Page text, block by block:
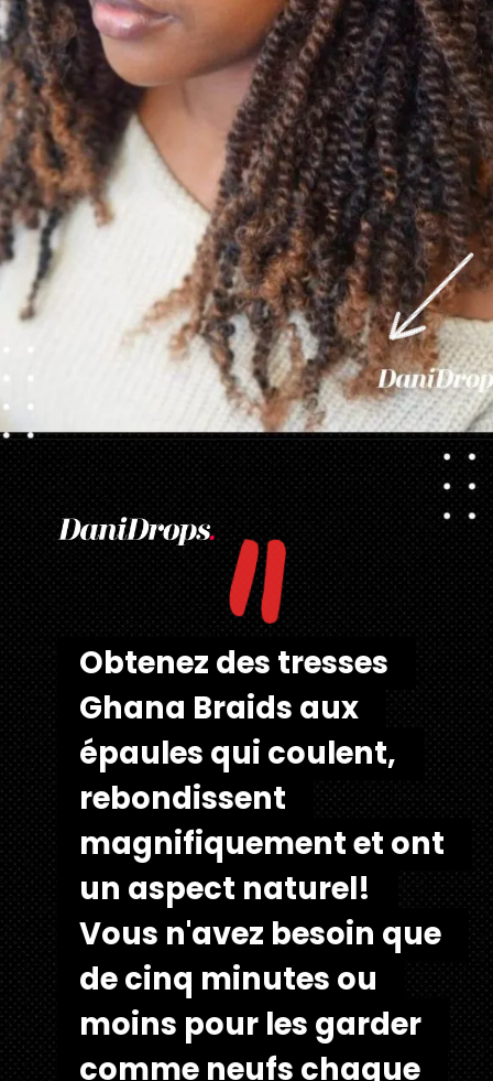
Ouverture "
Obtenez des tresses
Ghana Braids aux
épaules qui coulent,
rebondissent
magnifiquement et ont
un aspect naturel!
Vous n'avez besoin que
de cinq minutes ou
moins pour les garder
comme neufs chaque
Obtenez des tresses
Ghana Braids aux
épaules qui coulent,
rebondissent
magnifiquement et ont
un aspect naturel!
Vous n'avez besoin que
de cinq minutes ou
moins pour les garder
comme neufs chaque